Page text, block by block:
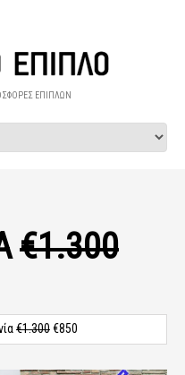
ΕΠΙΠΛΩΝ
€1.300
€1.300€850